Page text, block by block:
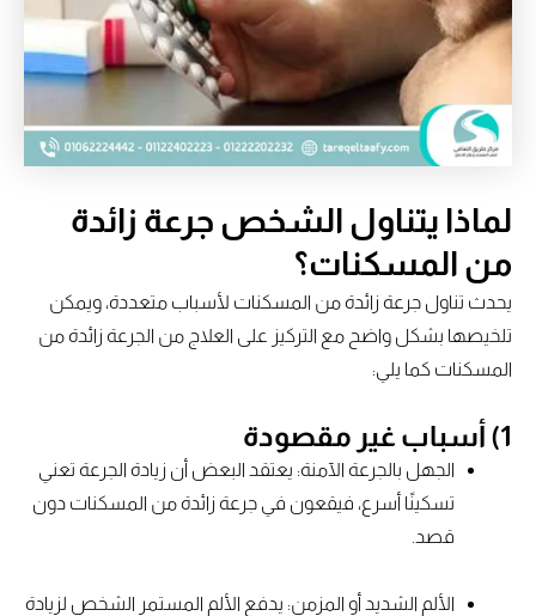
لماذا يتناول الشخص جرعة زائدة
من المسكنات؟
يحدث تناول جرعة زائدة من المسكنات لأسباب متعددة، ويمكن
تلخيصها بشكل واضح مع التركيز على العلاج من الجرعة زائدة من
المسكنات كما يلي:
الجهل بالجرعة الآمنة: يعتقد البعض أن زيادة الجرعة تعني
تسكينًا أسرع، فيقعون في جرعة زائدة من المسكنات دون
قصد.
الألم الشديد أو المزمن: يدفع الألم المستمر الشخص لزيادة